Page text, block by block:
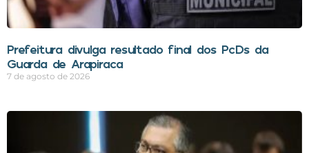
Prefeitura divulga resultado final dos PcDs da
Guarda de Arapiraca
7 de agosto de 2026